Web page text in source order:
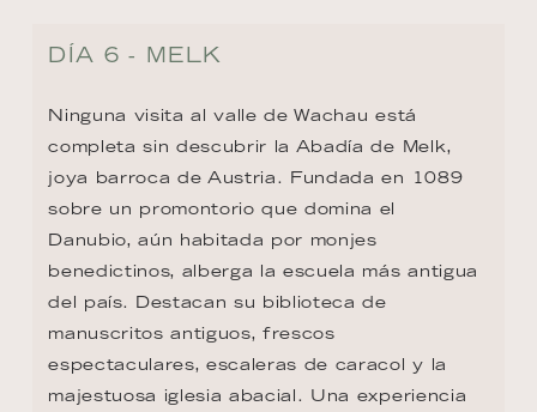
DÍA 6 - MELK
Ninguna visita al valle de Wachau está
completa sin descubrir la Abadía de Melk,
joya barroca de Austria. Fundada en 1089
sobre un promontorio que domina el
Danubio, aún habitada por monjes
benedictinos, alberga la escuela más antigua
del país. Destacan su biblioteca de
manuscritos antiguos, frescos
espectaculares, escaleras de caracol y la
majestuosa iglesia abacial. Una experiencia